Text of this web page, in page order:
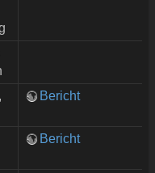
Bericht
Bericht